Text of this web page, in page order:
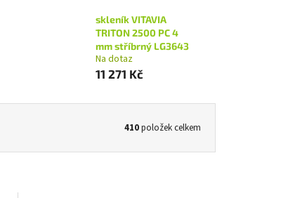
skleník VITAVIA
TRITON 2500 PC 4
mm stříbrný LG3643
Na dotaz
11 271 Kč
410položek celkem